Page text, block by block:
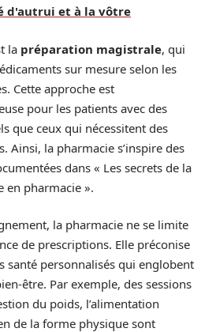
d'autrui et à la vôtre
la préparation magistrale, qui
sur mesure selon les
Cette approche est
pour les patients avec des
que ceux qui nécessitent des
Ainsi, la pharmacie s’inspire des
dans « Les secrets de la
pharmacie ».
la pharmacie ne se limite
de prescriptions. Elle préconise
santé personnalisés qui englobent
être. Par exemple, des sessions
du poids, l’alimentation
de la forme physique sont